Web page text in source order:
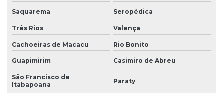
Escritório para canteiro de obra
Guarita para canteiro de obra
Instalação de almoxarifado para canteiro de obra
Instalação de alojamento para canteiro de obra
Instalação de ambulatório para canteiro de obra
Saquarema Seropédica
Três Rios Valença
Cachoeiras de Macacu Rio Bonito
Guapimirim Casimiro de Abreu
São Francisco de
Itabapoana
Paraty